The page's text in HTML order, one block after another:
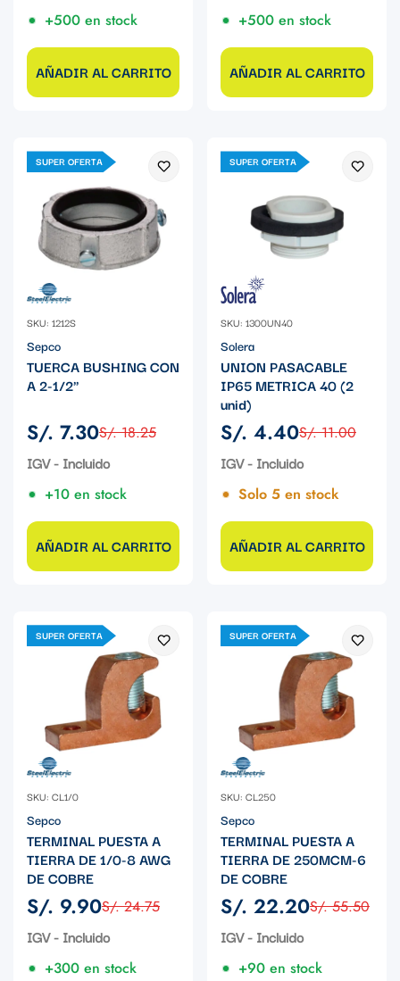
+500 en stock
AÑADIR AL CARRITO
+500 en stock
AÑADIR AL CARRITO
SUPER OFERTA
SKU: 1212S
Sepco
TUERCA BUSHING CON
A 2-1/2"
Precio
de
S/. 7.30
Precio
regular
S/. 18.25
IGV - Incluido
+10 en stock
AÑADIR AL CARRITO
SUPER OFERTA
SKU: 1300UN40
Solera
UNION PASACABLE
IP65 METRICA 40 (2
unid)
Precio
de
S/. 4.40
Precio
regular
S/. 11.00
IGV - Incluido
Solo 5 en stock
AÑADIR AL CARRITO
SUPER OFERTA
SKU: CL1/0
Sepco
TERMINAL PUESTA A
TIERRA DE 1/0-8 AWG
DE COBRE
Precio
de
S/. 9.90
Precio
regular
S/. 24.75
IGV - Incluido
+300 en stock
SUPER OFERTA
SKU: CL250
Sepco
TERMINAL PUESTA A
TIERRA DE 250MCM-6
DE COBRE
Precio
de
S/. 22.20
Precio
regular
S/. 55.50
IGV - Incluido
+90 en stock